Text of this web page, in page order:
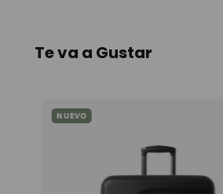
Te va a Gustar
NUEVO